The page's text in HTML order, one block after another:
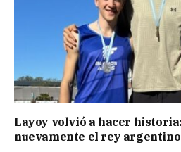
Layoy volvió a hacer
nuevamente el rey